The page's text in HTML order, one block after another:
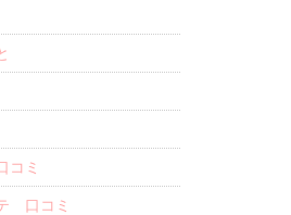
コミ
口コミ